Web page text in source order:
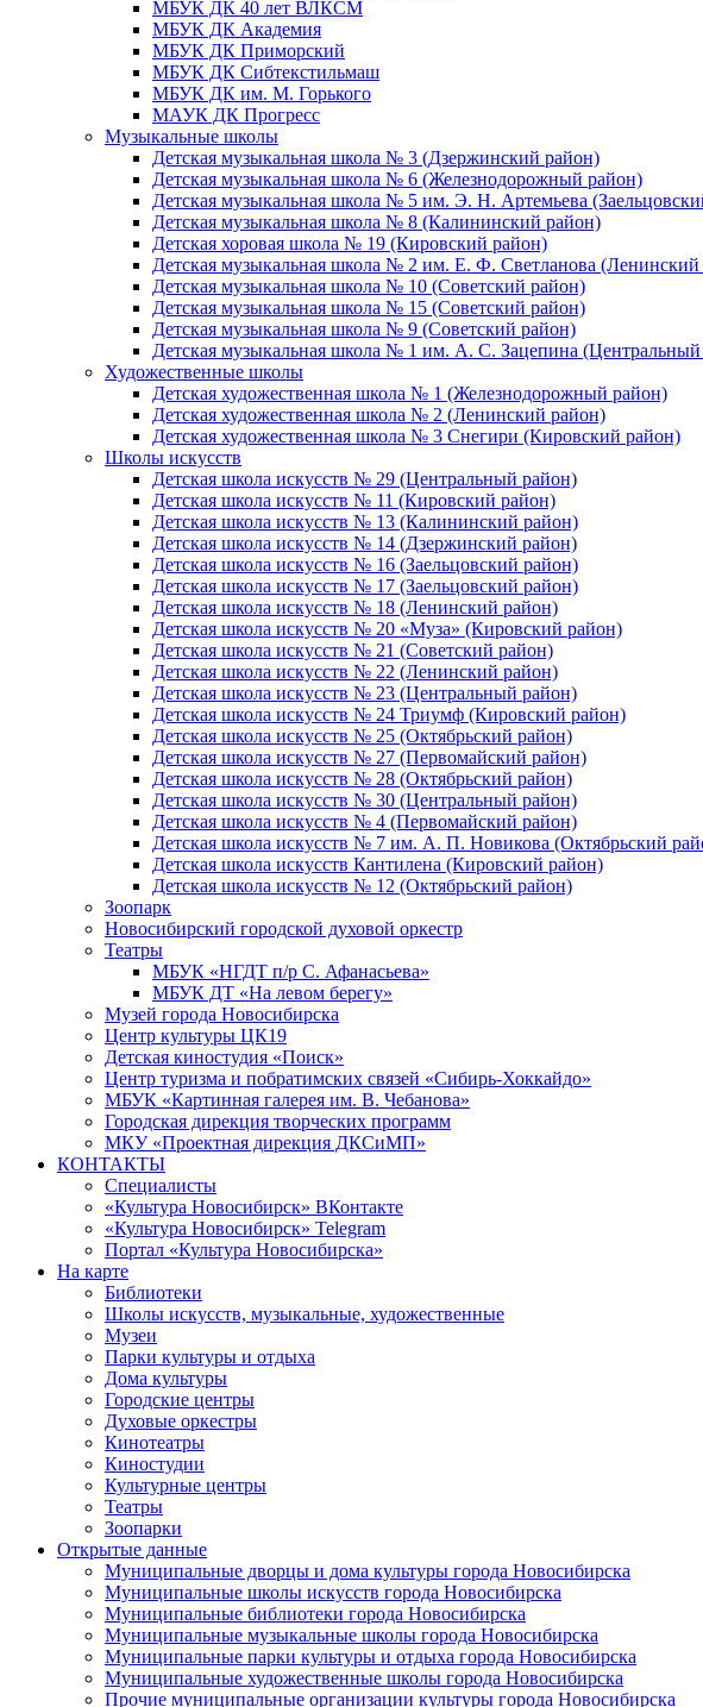
МБУК ДК 40 лет ВЛКСМ
МБУК ДК Академия
МБУК ДК Приморский
МБУК ДК Сибтекстильмаш
МБУК ДК им. М. Горького
МАУК ДК Прогресс
Музыкальные школы
Детская музыкальная школа № 3 (Дзержинский район)
Детская музыкальная школа № 6 (Железнодорожный район)
Детская музыкальная школа № 5 им. Э. Н. Артемьева
Детская музыкальная школа № 8 (Калининский район)
Детская хоровая школа № 19 (Кировский район)
Детская музыкальная школа № 2 им. Е. Ф. Светланова (Ленинский
Детская музыкальная школа № 10 (Советский район)
Детская музыкальная школа № 15 (Советский район)
Детская музыкальная школа № 9 (Советский район)
Детская музыкальная школа № 1 им. А. С. Зацепина
Художественные школы
Детская художественная школа № 1 (Железнодорожный район)
Детская художественная школа № 2 (Ленинский район)
Детская художественная школа № 3 Снегири (Кировский район)
Школы искусств
Детская школа искусств № 29 (Центральный район)
Детская школа искусств № 11 (Кировский район)
Детская школа искусств № 13 (Калининский район)
Детская школа искусств № 14 (Дзержинский район)
Детская школа искусств № 16 (Заельцовский район)
Детская школа искусств № 17 (Заельцовский район)
Детская школа искусств № 18 (Ленинский район)
Детская школа искусств № 20 «Муза» (Кировский район)
Детская школа искусств № 21 (Советский район)
Детская школа искусств № 22 (Ленинский район)
Детская школа искусств № 23 (Центральный район)
Детская школа искусств № 24 Триумф (Кировский район)
Детская школа искусств № 25 (Октябрьский район)
Детская школа искусств № 27 (Первомайский район)
Детская школа искусств № 28 (Октябрьский район)
Детская школа искусств № 30 (Центральный район)
Детская школа искусств № 4 (Первомайский район)
Детская школа искусств № 7 им. А. П. Новикова (Октябрьский
Детская школа искусств Кантилена (Кировский район)
Детская школа искусств № 12 (Октябрьский район)
Зоопарк
Новосибирский городской духовой оркестр
Театры
МБУК «НГДТ п/р С. Афанасьева»
МБУК ДТ «На левом берегу»
Музей города Новосибирска
Центр культуры ЦК19
Детская киностудия «Поиск»
Центр туризма и побратимских связей «Сибирь-Хоккайдо»
МБУК «Картинная галерея им. В. Чебанова»
Городская дирекция творческих программ
МКУ «Проектная дирекция ДКСиМП»
КОНТАКТЫ
Специалисты
«Культура Новосибирск» ВКонтакте
«Культура Новосибирск» Telegram
Портал «Культура Новосибирска»
На карте
Библиотеки
Школы искусств, музыкальные, художественные
Музеи
Парки культуры и отдыха
Дома культуры
Городские центры
Духовые оркестры
Кинотеатры
Киностудии
Культурные центры
Театры
Зоопарки
Открытые данные
Муниципальные дворцы и дома культуры города Новосибирска
Муниципальные школы искусств города Новосибирска
Муниципальные библиотеки города Новосибирска
Муниципальные музыкальные школы города Новосибирска
Муниципальные парки культуры и отдыха города Новосибирска
Муниципальные художественные школы города Новосибирска
Прочие муниципальные организации культуры города Новосибирска